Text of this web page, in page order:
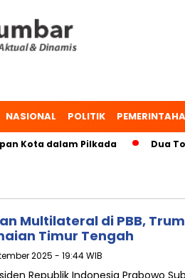
NASIONAL POLITIK
Kota dalam Pilkada Dua
Multilateral di PBB,
Timur Tengah
2025 - 19:44 WIB
Republik Indonesia Prabowo